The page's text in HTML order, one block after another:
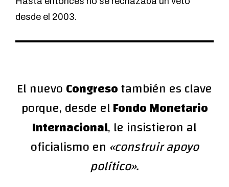
desde el 2003.
El nuevoCongresotambién es clave
porque, desde elFondo Monetario
Internacional, le insistieron al
oficialismo en «construir apoyo
político».